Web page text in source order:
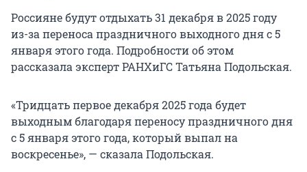
Россияне будут отдыхать 31 декабря в 2025 году
из-за переноса праздничного выходного дня с 5
января этого года. Подробности об этом
рассказала эксперт РАНХиГС Татьяна Подольская.
«Тридцать первое декабря 2025 года будет
выходным благодаря переносу праздничного дня
с 5 января этого года, который выпал на
воскресенье», — сказала Подольская.